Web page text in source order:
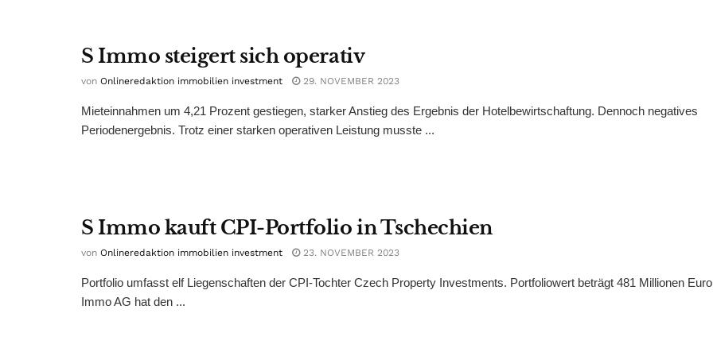
S Immo steigert sich operativ
von Onlineredaktion immobilien investment 29. NOVEMBER 2023
Mieteinnahmen um 4,21 Prozent gestiegen, starker Anstieg des Ergebnis der Hotelbewirtschaftung. Dennoch negatives
Periodenergebnis. Trotz einer starken operativen Leistung musste ...
S Immo kauft CPI-Portfolio in Tschechien
von Onlineredaktion immobilien investment 23. NOVEMBER 2023
Portfolio umfasst elf Liegenschaften der CPI-Tochter Czech Property Investments. Portfoliowert beträgt 481 Millionen
Immo AG hat den ...